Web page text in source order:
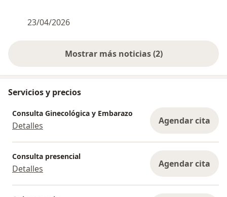
23/04/2026
Mostrar más noticias (2)
Servicios y precios
Consulta Ginecológica y Embarazo
Detalles Agendar cita
Consulta presencial
Detalles Agendar cita